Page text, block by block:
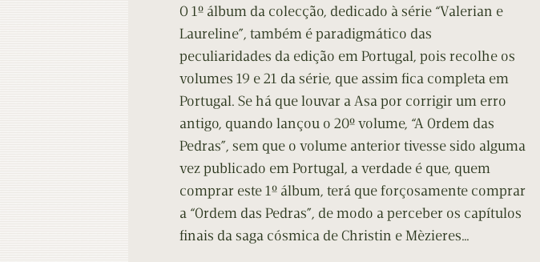
O 1º álbum da colecção, dedicado à série “Valerian e
Laureline”, também é paradigmático das
peculiaridades da edição em Portugal, pois recolhe os
volumes 19 e 21 da série, que assim fica completa em
Portugal. Se há que louvar a Asa por corrigir um erro
antigo, quando lançou o 20º volume, “A Ordem das
Pedras”, sem que o volume anterior tivesse sido alguma
vez publicado em Portugal, a verdade é que, quem
comprar este 1º álbum, terá que forçosamente comprar
a “Ordem das Pedras”, de modo a perceber os capítulos
finais da saga cósmica de Christin e Mèzieres…